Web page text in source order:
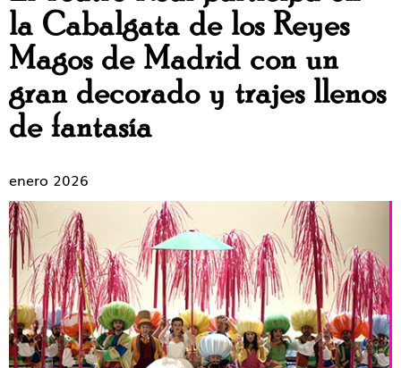
la Cabalgata de los Reyes
Magos de Madrid con un
gran decorado y trajes llenos
de fantasía
enero 2026